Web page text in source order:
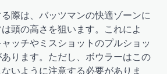
際は、バッツマンの快適ゾーンに
頭の高さを狙います。これによ
ッチやミスショットのプルショッ
ります。ただし、ボウラーはこの
いように注意する必要がありま